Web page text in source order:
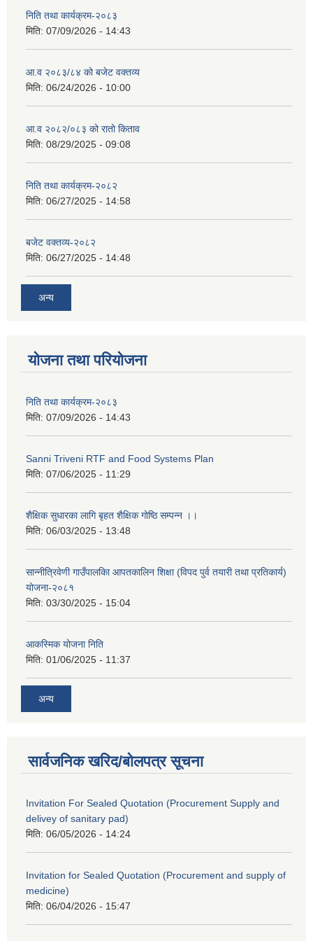
निति तथा कार्यक्रम-२०८३
मिति: 07/09/2026 - 14:43
आ.व २०८३/८४ को बजेट वक्तव्य
मिति: 06/24/2026 - 10:00
आ.व २०८२/०८३ को रातो किताव
मिति: 08/29/2025 - 09:08
निति तथा कार्यक्रम-२०८२
मिति: 06/27/2025 - 14:58
बजेट वक्तव्य-२०८२
मिति: 06/27/2025 - 14:48
अन्य
योजना तथा परियोजना
निति तथा कार्यक्रम-२०८३
मिति: 07/09/2026 - 14:43
Sanni Triveni RTF and Food Systems Plan
मिति: 07/06/2025 - 11:29
शैक्षिक सुधारका लागि बृहत शैक्षिक गोष्ठि सम्पन्न ।।
मिति: 06/03/2025 - 13:48
सान्नीत्रिवेणी गाउँपालकिा आपतकालिन शिक्षा (विपद पुर्व तयारी तथा प्रतिकार्य)
योजना-२०८१
मिति: 03/30/2025 - 15:04
आकस्मिक योजना निति
मिति: 01/06/2025 - 11:37
अन्य
सार्वजनिक खरिद/बोलपत्र सूचना
Invitation For Sealed Quotation (Procurement Supply and
delivey of sanitary pad)
मिति: 06/05/2026 - 14:24
Invitation for Sealed Quotation (Procurement and supply of
medicine)
मिति: 06/04/2026 - 15:47